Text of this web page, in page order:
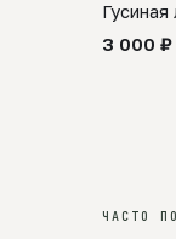
Гусиная
3 000 ₽
ЧАСТО